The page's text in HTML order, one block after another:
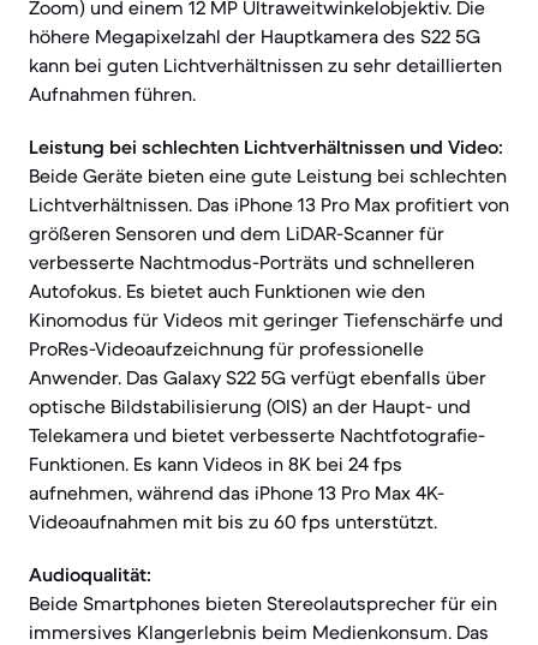
Zoom) und einem 12 MP Ultraweitwinkelobjektiv. Die
höhere Megapixelzahl der Hauptkamera des S22 5G
kann bei guten Lichtverhältnissen zu sehr detaillierten
Aufnahmen führen.
Leistung bei schlechten Lichtverhältnissen und Video:
Beide Geräte bieten eine gute Leistung bei schlechten
Lichtverhältnissen. Das iPhone 13 Pro Max profitiert von
größeren Sensoren und dem LiDAR-Scanner für
verbesserte Nachtmodus-Porträts und schnelleren
Autofokus. Es bietet auch Funktionen wie den
Kinomodus für Videos mit geringer Tiefenschärfe und
ProRes-Videoaufzeichnung für professionelle
Anwender. Das Galaxy S22 5G verfügt ebenfalls über
optische Bildstabilisierung (OIS) an der Haupt- und
Telekamera und bietet verbesserte Nachtfotografie-
Funktionen. Es kann Videos in 8K bei 24 fps
aufnehmen, während das iPhone 13 Pro Max 4K-
Videoaufnahmen mit bis zu 60 fps unterstützt.
Audioqualität:
Beide Smartphones bieten Stereolautsprecher für ein
immersives Klangerlebnis beim Medienkonsum. Das